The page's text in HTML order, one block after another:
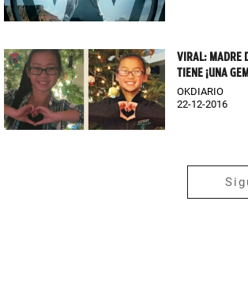
VIRAL: MADRE
TIENE ¡UNA
OKDIARIO
22-12-2016